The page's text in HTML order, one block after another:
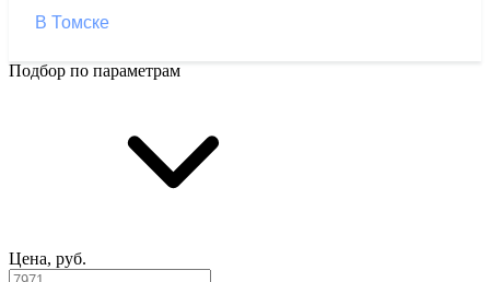
В Томске
Подбор по параметрам
Цена, руб.